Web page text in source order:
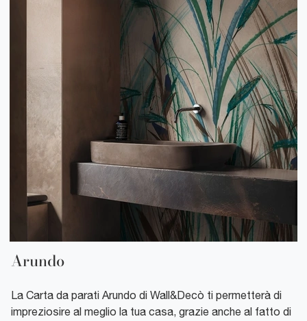
Arundo
La Carta da parati Arundo di Wall&Decò ti permetterà di
impreziosire al meglio la tua casa, grazie anche al fatto di